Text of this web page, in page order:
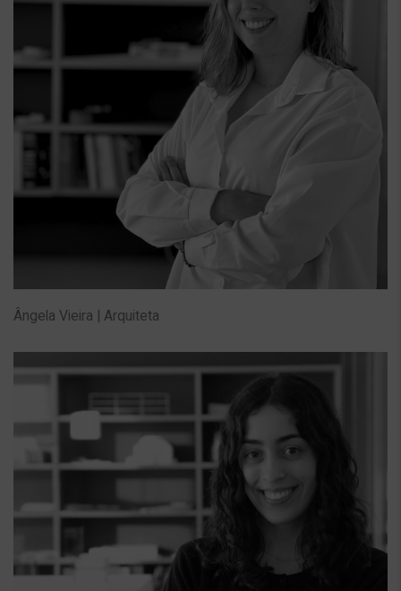
Ângela Vieira | Arquiteta